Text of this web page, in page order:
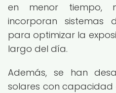
en menor tiempo,
incorporan sistemas
para optimizar la
largo del día.
Además, se han
solares con